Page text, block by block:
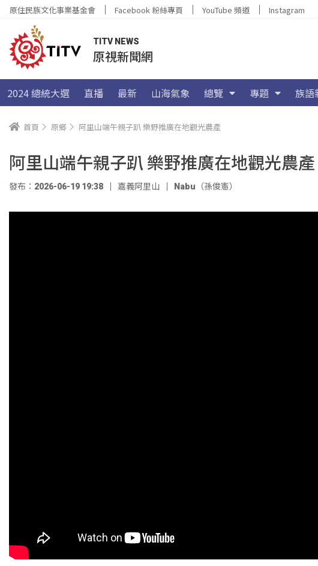
原住民族文化事業基金會 Facebook 粉絲專頁 YouTube 頻道 Instagram
TITV NEWS
原視新聞網
2024 總統大選 直播 最新 山海氣象 總覽 專題 族語
首頁 原鄉 阿里山端午親子趴 樂野推廣在地觀光農產
阿里山端午親子趴 樂野推廣在地觀光農產
發布：2026-06-19 19:38 嘉義阿里山 Nabu（孫俊憲）